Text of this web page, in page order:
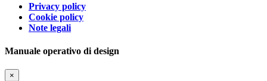
Privacy policy
Cookie policy
Note legali
Manuale operativo di design
×